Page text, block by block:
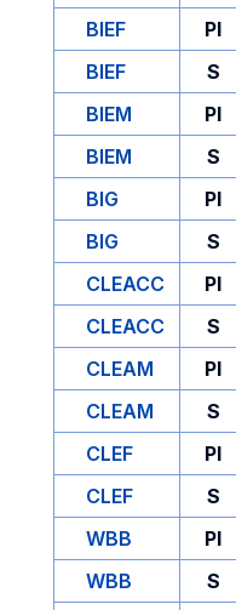
BIEF PI
BIEF
S
BIEM
PI
BIEM
S
BIG
PI
BIG
S
CLEACC
PI
CLEACC
S
CLEAM
PI
CLEAM
S
CLEF
PI
CLEF
S
WBB
PI
WBB
S